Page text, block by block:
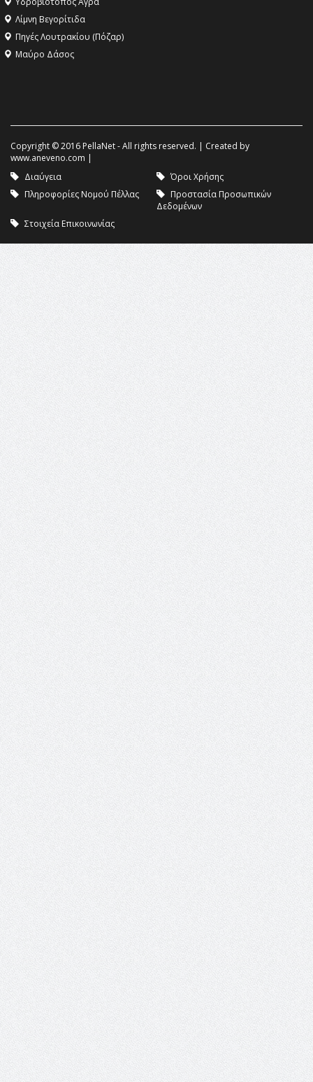
Λίμνη Βεγορίτιδα
Πηγές Λουτρακίου (Πόζαρ)
Μαύρο Δάσος
Copyright © 2016 PellaNet - All rights reserved. | Created by
www.aneveno.com |
Διαύγεια
Όροι Χρήσης
Πληροφορίες Νομού Πέλλας
Προστασία Προσωπικών
Δεδομένων
Στοιχεία Επικοινωνίας